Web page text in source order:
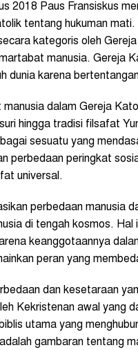
2018 Paus Fransiskus
tentang hukuman
kategoris oleh
manusia. Gereja
dunia karena
dalam Gereja
hingga tradisi filsafat
sesuatu yang
perbedaan peringkat
universal.
perbedaan manusia
di tengah kosmos.
keanggotaannya
peran yang
dan kesetaraan
Kekristenan awal yang
utama yang
gambaran tentang